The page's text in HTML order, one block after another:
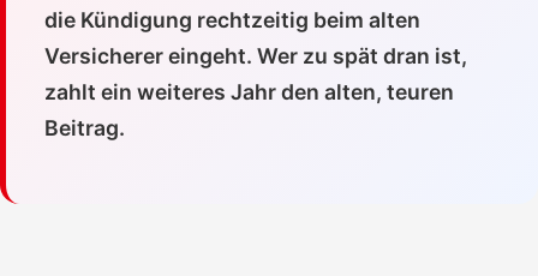
die Kündigung rechtzeitig beim alten
Versicherer eingeht. Wer zu spät dran ist,
zahlt ein weiteres Jahr den alten, teuren
Beitrag.